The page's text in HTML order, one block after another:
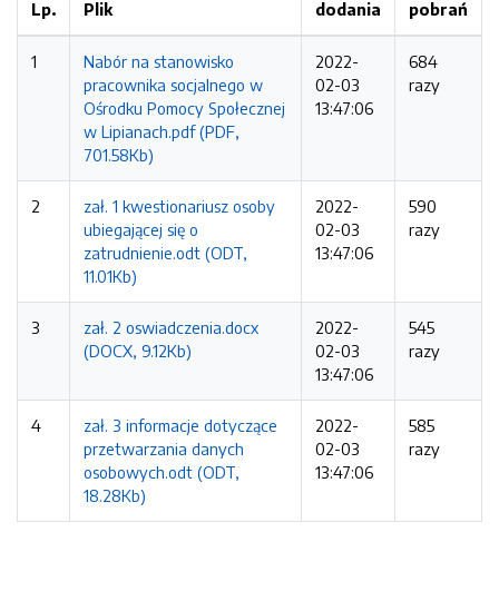
Lp. Plik
dodania
pobrań
1
Nabór na stanowisko
pracownika socjalnego w
Ośrodku Pomocy Społecznej
w Lipianach.pdf (PDF,
701.58Kb)
2022-
02-03
13:47:06
684
razy
2
zał. 1 kwestionariusz osoby
ubiegającej się o
zatrudnienie.odt (ODT,
11.01Kb)
2022-
02-03
13:47:06
590
razy
3
zał. 2 oswiadczenia.docx
(DOCX, 9.12Kb)
2022-
02-03
13:47:06
545
razy
4
zał. 3 informacje dotyczące
przetwarzania danych
osobowych.odt (ODT,
18.28Kb)
2022-
02-03
13:47:06
585
razy